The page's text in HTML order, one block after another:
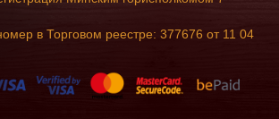
в Торговом реестре: 377676 от 11 04